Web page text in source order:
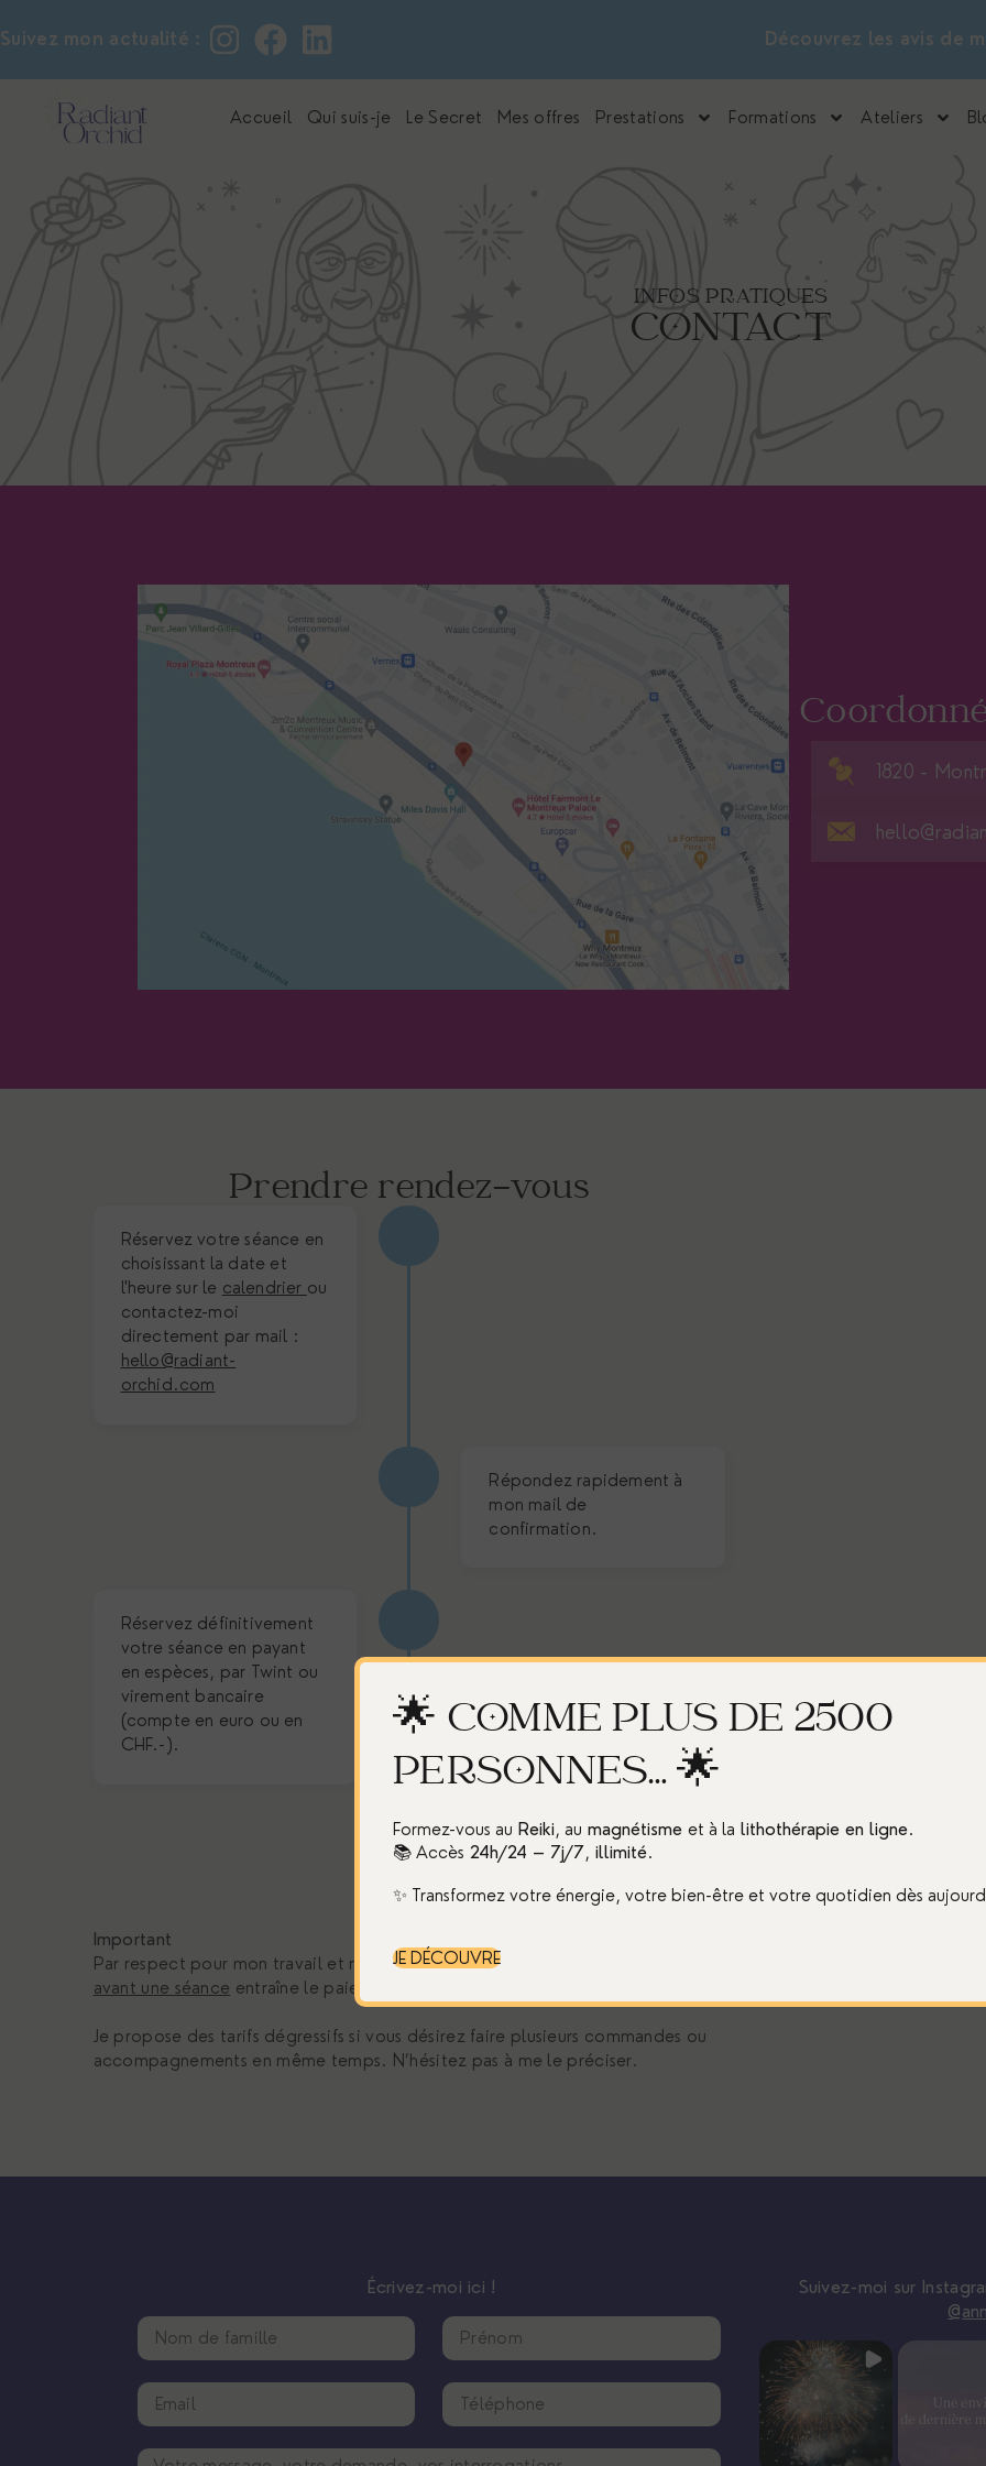
Suivez mon actualité : Découvrez les avis de
Accueil Qui suis-je Le Secret Mes offres Prestations Formations Ateliers
INFOS PRATIQUES
CONTACT
1820 -
Prendre rendez-vous
Réservez votre séance en
choisissant la date et
l'heure sur le calendrier ou
contactez-moi
directement par mail :
hello@radiant-
orchid.com
Répondez rapidement à
mon mail de
confirmation.
Réservez définitivement
votre séance en payant
en espèces, par Twint ou
virement bancaire
(compte en euro ou en
CHF.-).
Profitez de votre séance
en présentiel ou à
distance !
Important
Par respect pour mon travail et mon organisation, une annulation
avant une séance entraîne le paiement complet de cette dernière.
Je propose des tarifs dégressifs si vous désirez faire plusieurs commandes ou
accompagnements en même temps. N’hésitez pas à me le préciser.
Écrivez-moi ici !
Suivez-moi sur
🌟 COMME PLUS DE 2500
PERSONNES… 🌟
Formez-vous au Reiki, au magnétisme et à la lithothérapie en ligne.
📚 Accès 24h/24 – 7j/7, illimité.
✨ Transformez votre énergie, votre bien-être et votre quotidien dès
JE DÉCOUVRE